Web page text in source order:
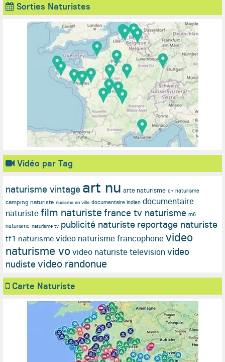
Sorties Naturistes
Vidéo par Tag
naturisme vintage art nu arte naturisme c+ naturisme
camping naturiste nudisme en ville documentaire indien documentaire
naturistefilm naturistefrance tv naturisme m6
naturisme naturisme tv publicité naturiste reportage naturiste
tf1 naturisme video naturisme francophonevideo
naturisme vo video naturiste televisionvideo
nudistevideo randonue
Carte Naturiste